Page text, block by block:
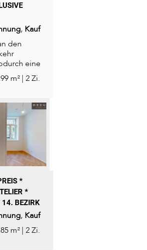
, Kauf
den
eine
m² | 2 Zi.
*
*
14. BEZIRK
, Kauf
m² | 2 Zi.